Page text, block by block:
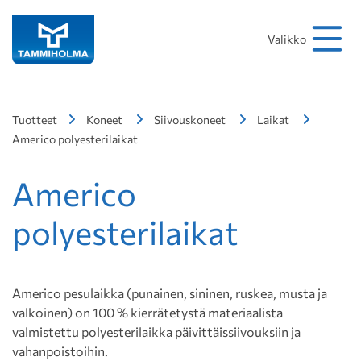
Valikko
Tuotteet Koneet Siivouskoneet
Laikat
Americo polyesterilaikat
Americo
polyesterilaikat
Americo pesulaikka (punainen, sininen, ruskea, musta ja
valkoinen) on 100 % kierrätetystä materiaalista
valmistettu polyesterilaikka päivittäissiivouksiin ja
vahanpoistoihin.